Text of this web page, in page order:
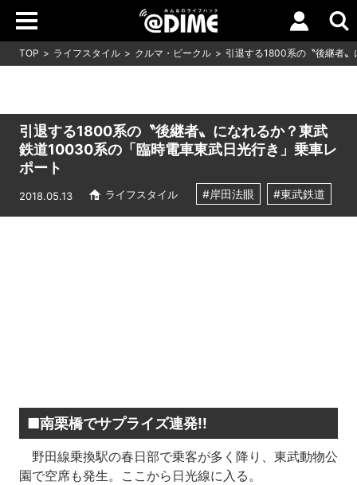
TOP ライフスタイル クルマ・ビークル 引退する1800系の〝後継者
引退する1800系の〝後継者〟になれるか？東武
鉄道10030系の「臨時電車東武日光行き」乗車レ
ポート
2018.05.13 ライフスタイル #岸田法眼 #東武鉄道
■南栗橋でサプライズ連発!!
野田線乗換駅の春日部で乗客が多く降り、東武動物公
園で空席も発生。ここから日光線に入る。